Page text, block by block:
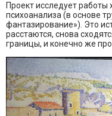
Проект исследует
психоанализа (в основе
фантазирование»). Это
расстаются, снова
границы, и конечно же